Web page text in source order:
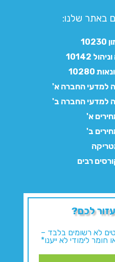
באתר שלנו:​
10142
10280
למדעי החברה א'
למדעי החברה ב'
א'
ב'
רבים
לכם?
לא רשומים בלבד –
לימודי לא ייענו*